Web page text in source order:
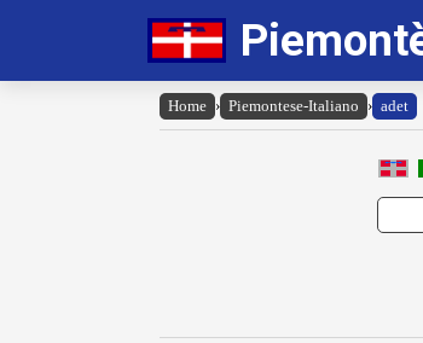
Home › Piemontese-Italiano › adet